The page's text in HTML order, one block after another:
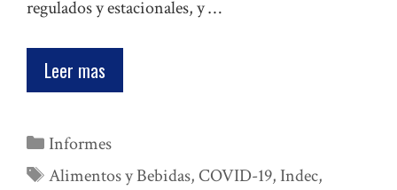
regulados y estacionales, y …
Leer mas
Categorías
Informes
Etiquetas
Alimentos y Bebidas, COVID-19, Indec,